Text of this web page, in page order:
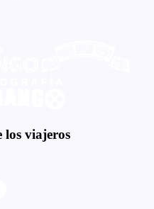
los viajeros